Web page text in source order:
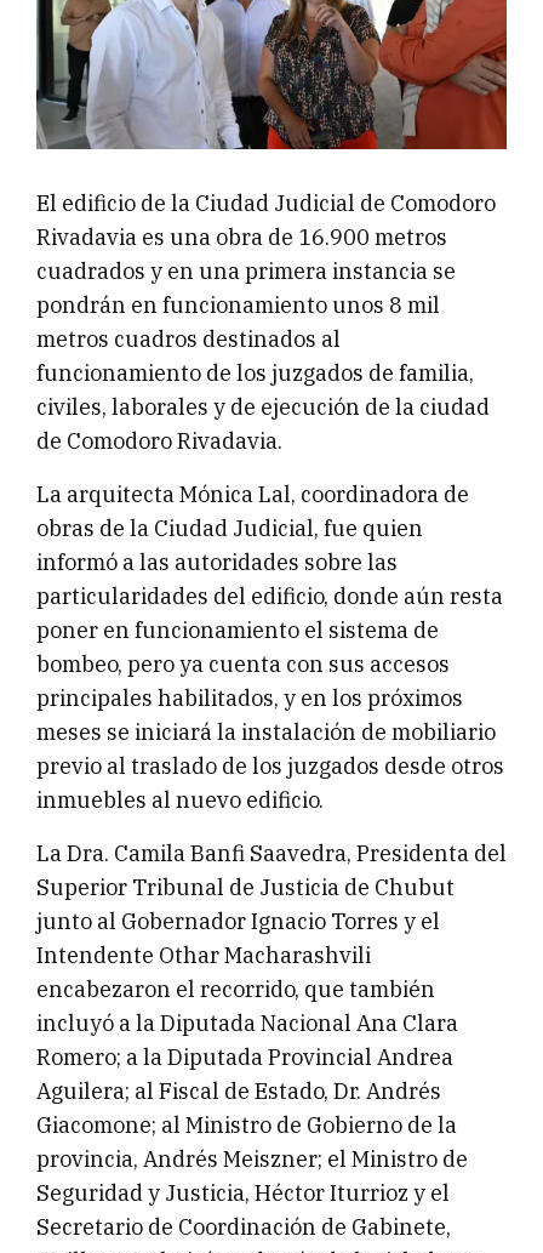
El edificio de la Ciudad Judicial de Comodoro
Rivadavia es una obra de 16.900 metros
cuadrados y en una primera instancia se
pondrán en funcionamiento unos 8 mil
metros cuadros destinados al
funcionamiento de los juzgados de familia,
civiles, laborales y de ejecución de la ciudad
de Comodoro Rivadavia.
La arquitecta Mónica Lal, coordinadora de
obras de la Ciudad Judicial, fue quien
informó a las autoridades sobre las
particularidades del edificio, donde aún resta
poner en funcionamiento el sistema de
bombeo, pero ya cuenta con sus accesos
principales habilitados, y en los próximos
meses se iniciará la instalación de mobiliario
previo al traslado de los juzgados desde otros
inmuebles al nuevo edificio.
La Dra. Camila Banfi Saavedra, Presidenta del
Superior Tribunal de Justicia de Chubut
junto al Gobernador Ignacio Torres y el
Intendente Othar Macharashvili
encabezaron el recorrido, que también
incluyó a la Diputada Nacional Ana Clara
Romero; a la Diputada Provincial Andrea
Aguilera; al Fiscal de Estado, Dr. Andrés
Giacomone; al Ministro de Gobierno de la
provincia, Andrés Meiszner; el Ministro de
Seguridad y Justicia, Héctor Iturrioz y el
Secretario de Coordinación de Gabinete,